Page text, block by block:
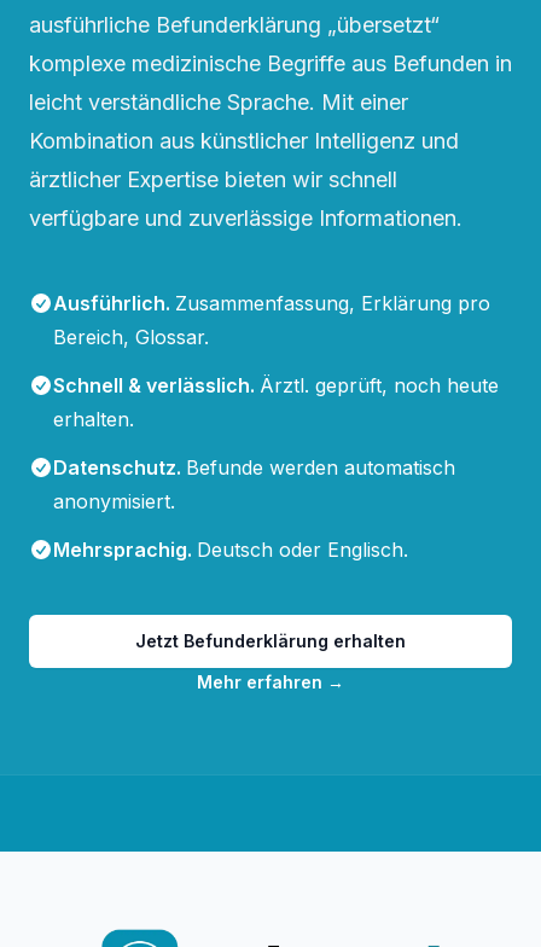
ausführliche Befunderklärung „übersetzt“
komplexe medizinische Begriffe aus Befunden in
leicht verständliche Sprache. Mit einer
Kombination aus künstlicher Intelligenz und
ärztlicher Expertise bieten wir schnell
verfügbare und zuverlässige Informationen.
Ausführlich. Zusammenfassung, Erklärung pro
Bereich, Glossar.
Schnell & verlässlich. Ärztl. geprüft, noch heute
erhalten.
Datenschutz. Befunde werden automatisch
anonymisiert.
Mehrsprachig. Deutsch oder Englisch.
Jetzt Befunderklärung erhalten
Mehr erfahren →